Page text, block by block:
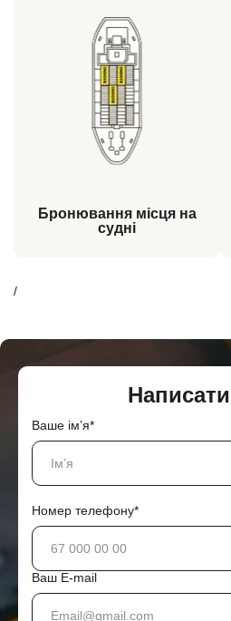
Бронювання місця на
судні
/
Ваше ім’я*
Номер телефону*
Ваш E-mail